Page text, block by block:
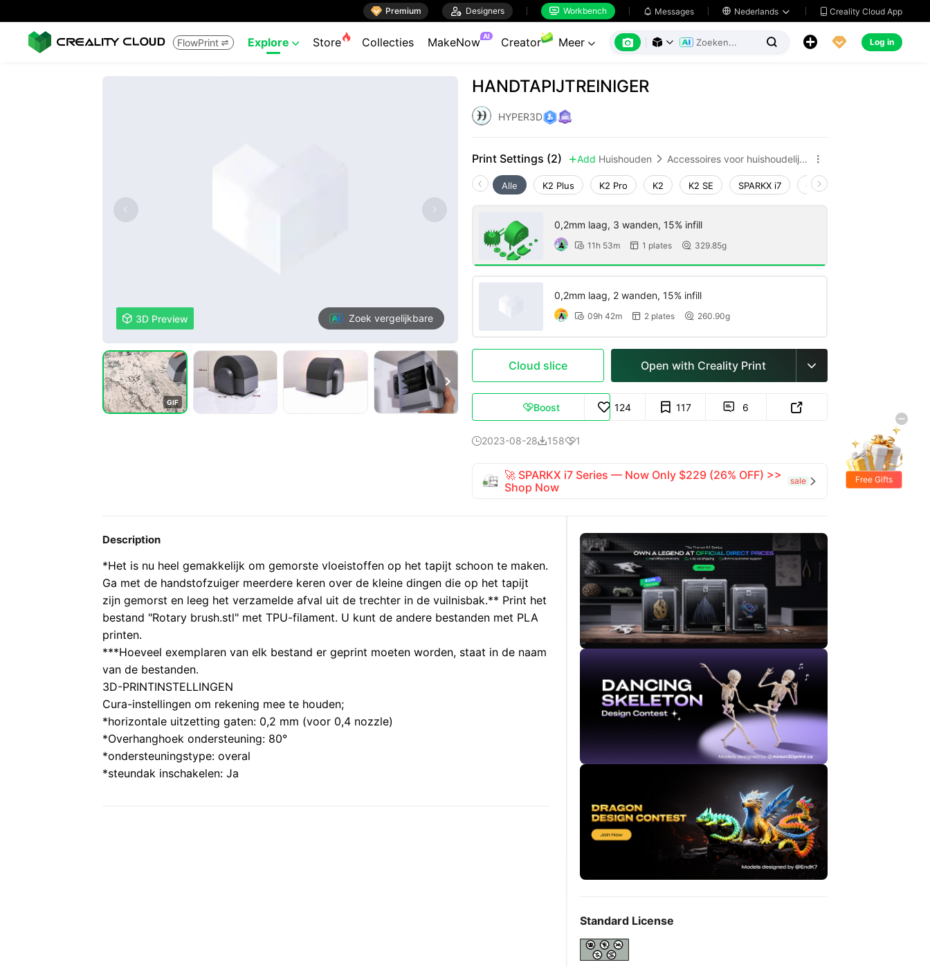
 Premium  Designers  Workbench  Messages  Nederlands   Creality Cloud App
FlowPrint  Explore  Store Collecties MakeNow AI Creator Meer        Log in
 3D Preview Zoek vergelijkbare
GIF

HANDTAPIJTREINIGER
HYPER3D
Print Settings (2) Add Huishouden  Accessoires voor huishoudelijke apparaten 
Alle K2 Plus K2 Pro K2 K2 SE SPARKX i7 Creality Hi
0,2mm laag, 3 wanden, 15% infill
 11h 53m  1 plates  329.85g
0,2mm laag, 2 wanden, 15% infill
 09h 42m  2 plates  260.90g
Cloud slice Open with Creality Print 
Boost 124 117  6 
2023-08-281581
🚀 SPARKX i7 Series — Now Only $229 (26% OFF) >>
Shop Now
sale 
Description
*Het is nu heel gemakkelijk om gemorste vloeistoffen op het tapijt schoon te maken.
Ga met de handstofzuiger meerdere keren over de kleine dingen die op het tapijt
zijn gemorst en leeg het verzamelde afval uit de trechter in de vuilnisbak.** Print het
bestand "Rotary brush.stl" met TPU-filament. U kunt de andere bestanden met PLA
printen.
***Hoeveel exemplaren van elk bestand er geprint moeten worden, staat in de naam
van de bestanden.
3D-PRINTINSTELLINGEN
Cura-instellingen om rekening mee te houden;
*horizontale uitzetting gaten: 0,2 mm (voor 0,4 nozzle)
*Overhanghoek ondersteuning: 80°
*ondersteuningstype: overal
*steundak inschakelen: Ja
Standard License
Free Gifts